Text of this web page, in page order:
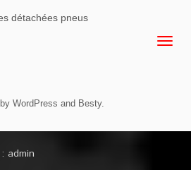
détachées pneus
WordPress and Besty.
admin